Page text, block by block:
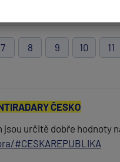
notifikace při odpovědi)
7 8 9 10 11
ČESKO
určitě dobře hodnoty
#CESKAREPUBLIKA